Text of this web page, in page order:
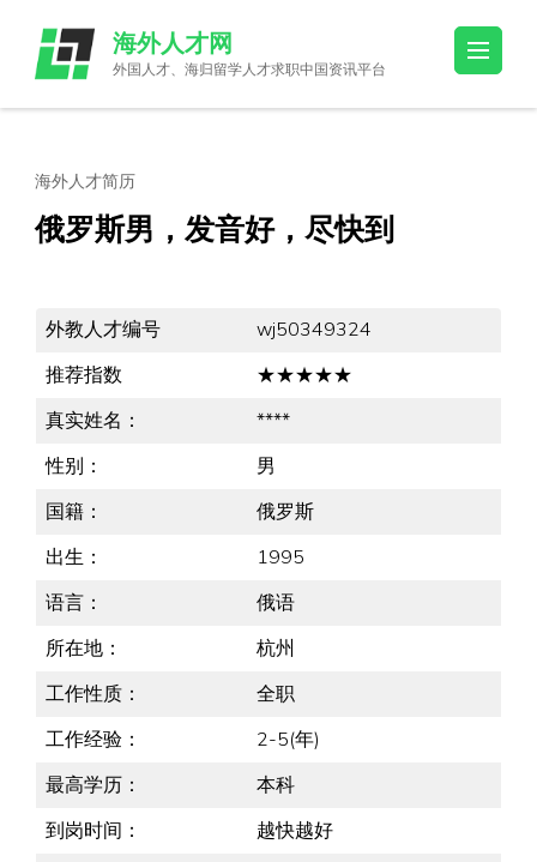
content
(Press
海外人才网
外国人才、海归留学人才求职中国资讯平台
海外人才简历
俄罗斯男，发音好，尽快到
外教人才编号
wj50349324
推荐指数
★★★★★
真实姓名：
****
性别：
男
国籍：
俄罗斯
出生：
1995
语言：
俄语
所在地：
杭州
工作性质：
全职
工作经验：
2-5(年)
最高学历：
本科
到岗时间：
越快越好